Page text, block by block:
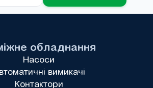
обладнання
Насоси
вимикачі
Контактори